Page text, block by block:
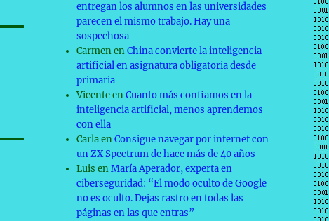
entregan los alumnos en las universidades
parecen el mismo trabajo. Hay una
sospechosa
CarmenenChina convierte la inteligencia
artificial en asignatura obligatoria desde
primaria
VicenteenCuanto más confiamos en la
inteligencia artificial, menos aprendemos
con ella
CarlaenConsigue navegar por internet con
un ZX Spectrum de hace más de 40 años
Luis enMaría Aperador, experta en
ciberseguridad: “El modo oculto de Google
no es oculto. Dejas rastro en todas las
páginas en las que entras”